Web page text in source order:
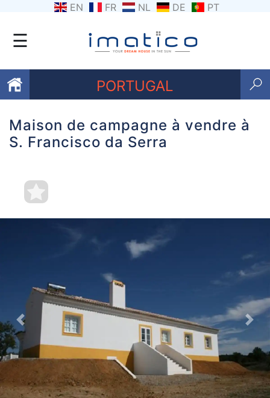
EN FR NL DE PT
☰
PORTUGAL
Favoris
nous
Contactez
conditions
Témoignages
Conseils
Juridiques
Maison de campagne à vendre à
S. Francisco da Serra
Previous Next